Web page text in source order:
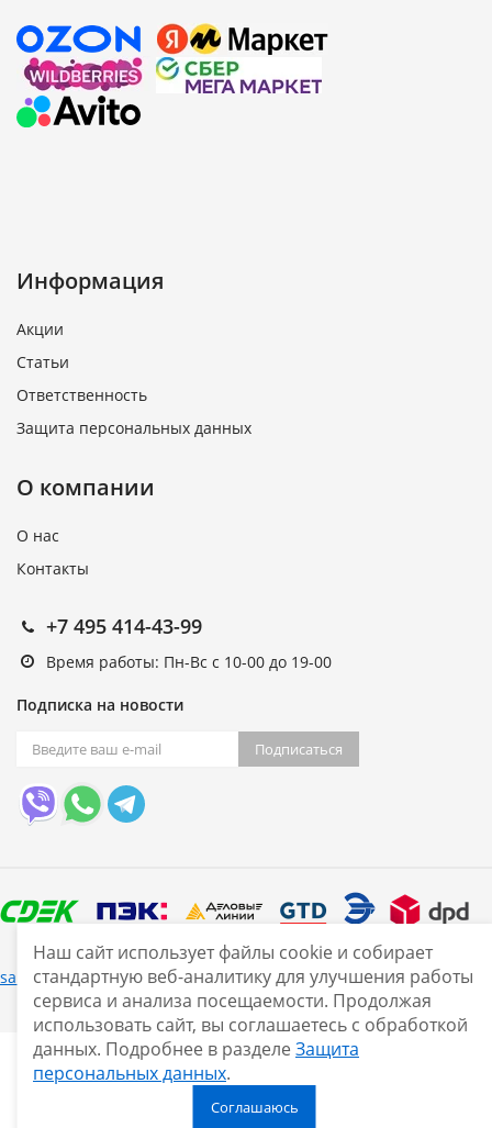
Информация
Акции
Статьи
Ответственность
Защита персональных данных
О компании
О нас
Контакты
+7 495 414-43-99
Время работы: Пн-Вс с 10-00 до 19-00
Подписка на новости
Подписаться
sale@smarine.shop 2026Нашли ошибку?
Наш сайт использует файлы cookie и собирает
стандартную веб-аналитику для улучшения работы
сервиса и анализа посещаемости. Продолжая
использовать сайт, вы соглашаетесь с обработкой
данных. Подробнее в разделе Защита
персональных данных.
Соглашаюсь